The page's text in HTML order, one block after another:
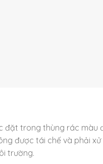
đặt trong thùng rác màu
được tái chế và phải
trường.